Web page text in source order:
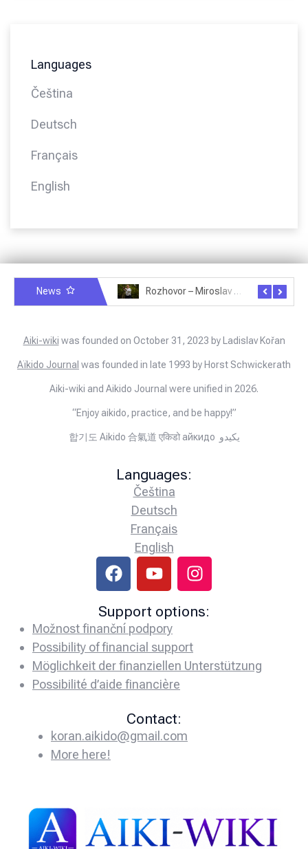
Languages
Čeština
Deutsch
Français
English
News Rozhovor – Joël Roche – 12.4.2025 – Praha, Karlín
Aiki-wiki was founded on October 31, 2023 by Ladislav Kořan
Aïkido Journal was founded in late 1993 by Horst Schwickerath
Aiki-wiki and Aikido Journal were unified in 2026.
“Enjoy aikido, practice, and be happy!”
합기도 Aikido 合氣道 एकिडो айкидо يكيدو
Languages:
Čeština
Deutsch
Français
English
Support options:
Možnost finanční podpory
Possibility of financial support
Möglichkeit der finanziellen Unterstützung
Possibilité d’aide financière
Contact:
koran.aikido@gmail.com
More here!